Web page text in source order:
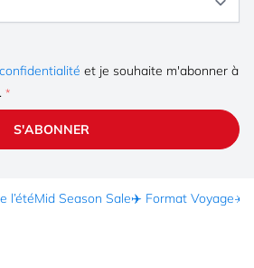
et je souhaite m'abonner à
S'ABONNER
l’étéMid Season Sale✈️ Format Voyage☀️